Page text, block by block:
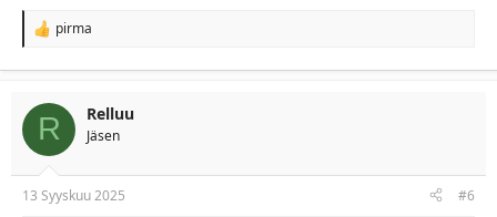
R
a
t
n
s
:
pirma
R Relluu
Jäsen
13 Syyskuu 2025 #6